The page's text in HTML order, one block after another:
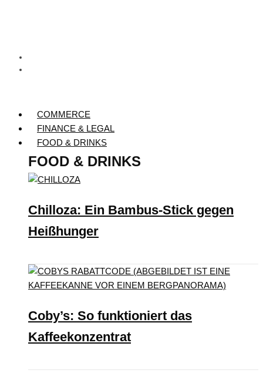
COMMERCE
FINANCE & LEGAL
FOOD & DRINKS
FOOD & DRINKS
Chilloza: Ein Bambus-Stick gegen
Heißhunger
Coby’s: So funktioniert das
Kaffeekonzentrat